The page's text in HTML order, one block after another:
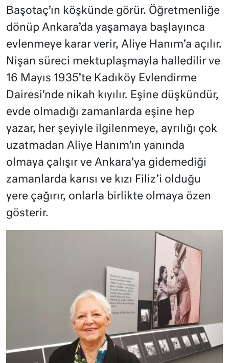
Başotaç’ın köşkünde görür. Öğretmenliğe
dönüp Ankara’da yaşamaya başlayınca
evlenmeye karar verir, Aliye Hanım’a açılır.
Nişan süreci mektuplaşmayla halledilir ve
16 Mayıs 1935’te Kadıköy Evlendirme
Dairesi’nde nikah kıyılır. Eşine düşkündür,
evde olmadığı zamanlarda eşine hep
yazar, her şeyiyle ilgilenmeye, ayrılığı çok
uzatmadan Aliye Hanım’ın yanında
olmaya çalışır ve Ankara’ya gidemediği
zamanlarda karısı ve kızı Filiz’i olduğu
yere çağırır, onlarla birlikte olmaya özen
gösterir.